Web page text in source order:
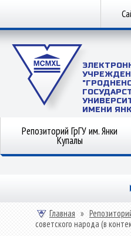
ИМЕНИ
Репозиторий ГрГУ им. Янки
Купалы
Главная »
советского народа (в